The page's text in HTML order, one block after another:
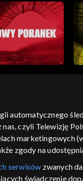
voucher
czyli Telewizję
marketingowych
zgody na
serwisów zwanych
świadczenie